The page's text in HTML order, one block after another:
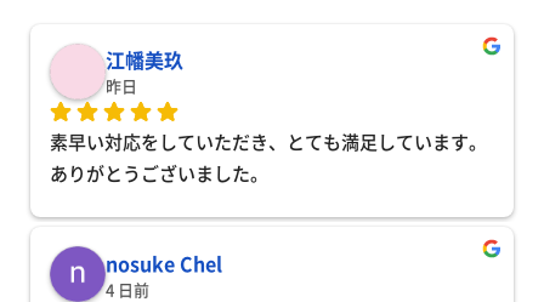
江幡美玖
昨日
素早い対応をしていただき、とても満足しています。
ありがとうございました。
nosuke Chel
4 日前